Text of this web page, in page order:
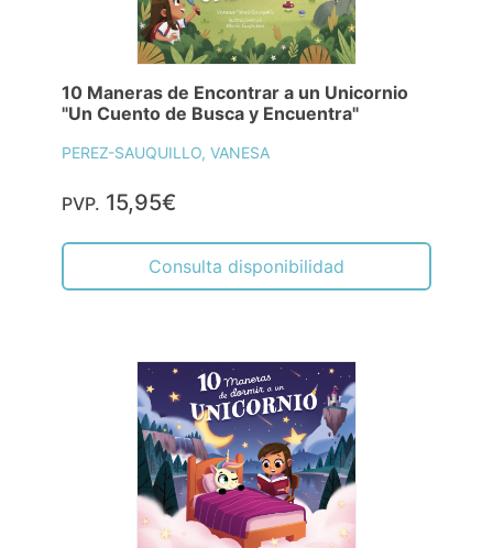
10 Maneras de Encontrar a un Unicornio
"Un Cuento de Busca y Encuentra"
PEREZ-SAUQUILLO, VANESA
PVP. 15,95€
Consulta disponibilidad